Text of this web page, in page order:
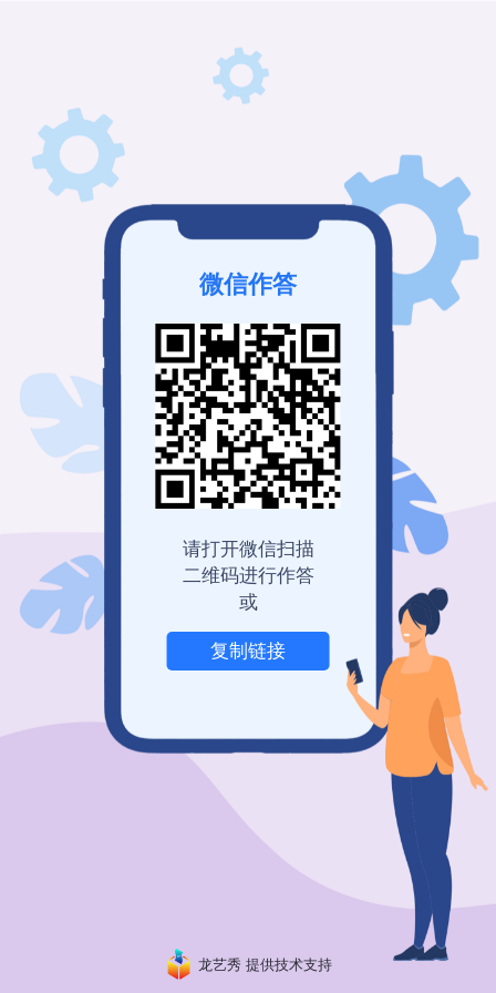
该问卷未发布
登录查看历史记录 我也要免费创建
粤ICP备19150304号
举报
微信作答
请打开微信扫描
二维码进行作答
或
复制链接
龙艺秀 提供技术支持